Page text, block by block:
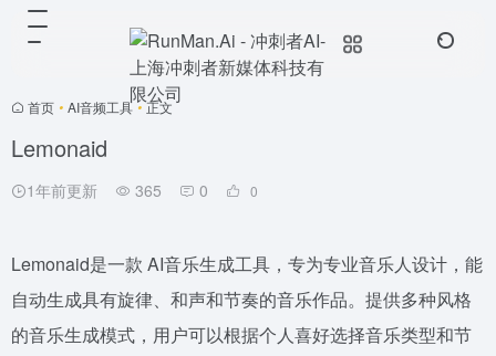
首页 • AI音频工具 • 正文
Lemonaid
1年前更新 365 0 0
Lemonaid是一款 AI音乐生成工具，专为专业音乐人设计，能
自动生成具有旋律、和声和节奏的音乐作品。提供多种风格
的音乐生成模式，用户可以根据个人喜好选择音乐类型和节